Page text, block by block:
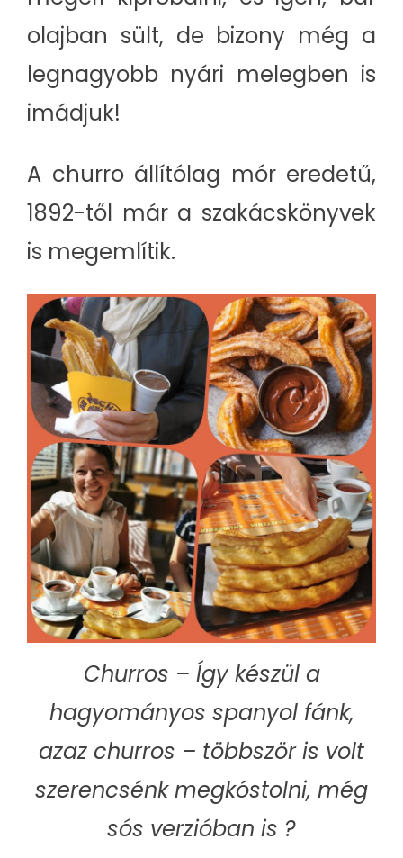
olajban sült, de bizony még a
legnagyobb nyári melegben is
imádjuk!
A churro állítólag mór eredetű,
1892-től már a szakácskönyvek
is megemlítik.
Churros – Így készül a
hagyományos spanyol fánk,
azaz churros – többször is volt
szerencsénk megkóstolni, még
sós verzióban is ?